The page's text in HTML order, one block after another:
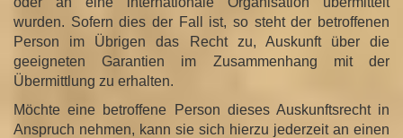
wurden. Sofern dies der Fall ist, so steht der betroffenen
Person im Übrigen das Recht zu, Auskunft über die
geeigneten Garantien im Zusammenhang mit der
Übermittlung zu erhalten.
Möchte eine betroffene Person dieses Auskunftsrecht in
Anspruch nehmen, kann sie sich hierzu jederzeit an einen